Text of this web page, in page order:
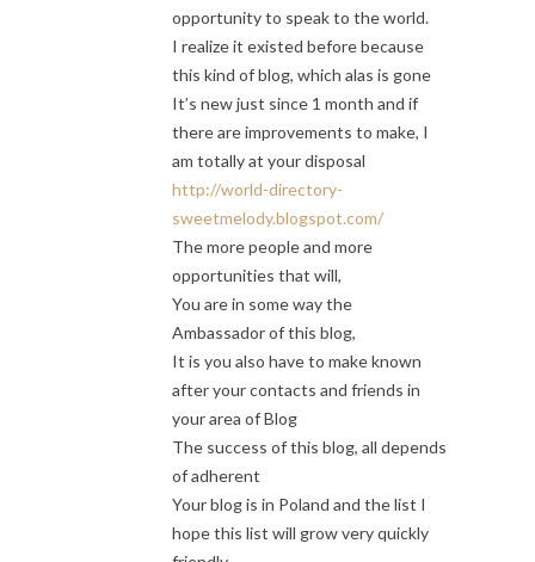
opportunity to speak to the world.
I realize it existed before because
this kind of blog, which alas is gone
It’s new just since 1 month and if
there are improvements to make, I
am totally at your disposal
http://world-directory-
sweetmelody.blogspot.com/
The more people and more
opportunities that will,
You are in some way the
Ambassador of this blog,
It is you also have to make known
after your contacts and friends in
your area of ​​Blog
The success of this blog, all depends
of adherent
Your blog is in Poland and the list I
hope this list will grow very quickly